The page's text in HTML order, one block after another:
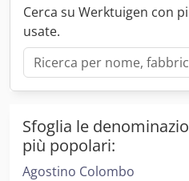
silenzioso Carro Progress
Rulliera meccanica con
Cerca su Werktuigen con
usate.
Sfoglia le
più popolari:
Agostino Colombo